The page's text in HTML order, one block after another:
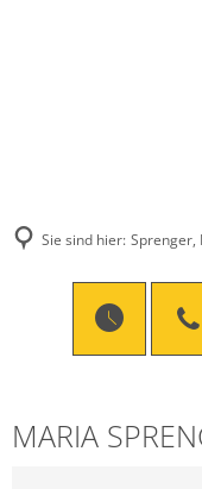
Sie sind hier: Sprenger,
MARIA